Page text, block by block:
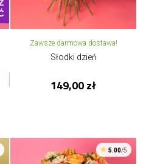
Zawsze darmowa dostawa!
Słodki dzień
149,00 zł
5.00/5